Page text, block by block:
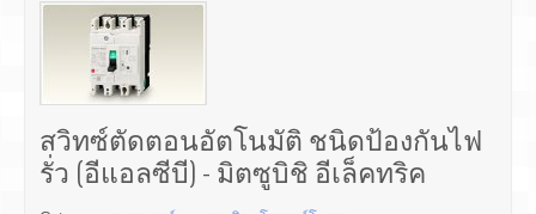
สวิทซ์ตัดตอนอัตโนมัติ ชนิดป้องกันไฟ
รั่ว (อีแอลซีบี) - มิตซูบิชิ อีเล็คทริค